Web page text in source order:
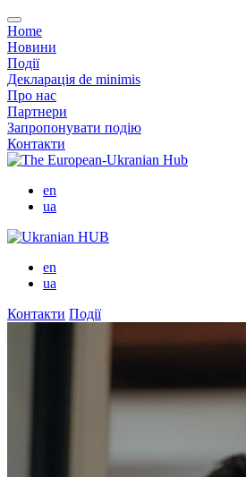
Home
Новини
Події
Декларація de minimis
Про нас
Партнери
Запропонувати подію
Контакти
en
ua
en
ua
Контакти Події